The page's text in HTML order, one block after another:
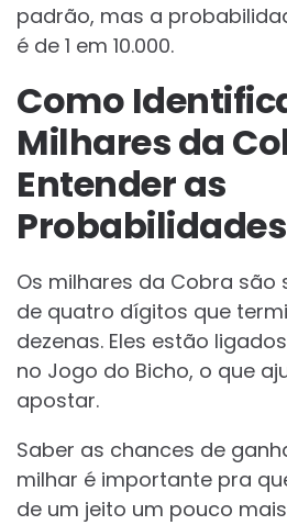
padrão, mas a
é de 1 em 10.000.
Como
Milhares da
Entender as
Probabilidades
Os milhares da Cobra são
de quatro dígitos que
dezenas. Eles estão
no Jogo do Bicho, o que
apostar.
Saber as chances de
milhar é importante pra
de um jeito um pouco